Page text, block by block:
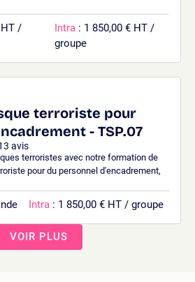
HT /
Intra : 1 850,00 € HT /
groupe
terroriste pour
- TSP.07
avis
terroristes avec notre formation de
pour du personnel d'encadrement,
Intra : 1 850,00 € HT / groupe
VOIR PLUS